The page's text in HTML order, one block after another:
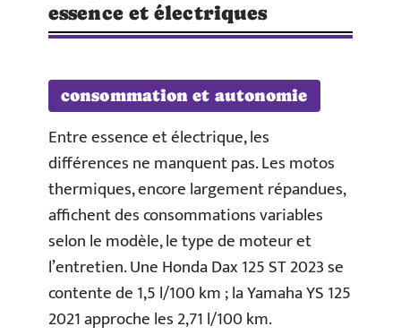
essence et électriques
consommation et autonomie
Entre essence et électrique, les
différences ne manquent pas. Les motos
thermiques, encore largement répandues,
affichent des consommations variables
selon le modèle, le type de moteur et
l’entretien. Une Honda Dax 125 ST 2023 se
contente de 1,5 l/100 km ; la Yamaha YS 125
2021 approche les 2,71 l/100 km.